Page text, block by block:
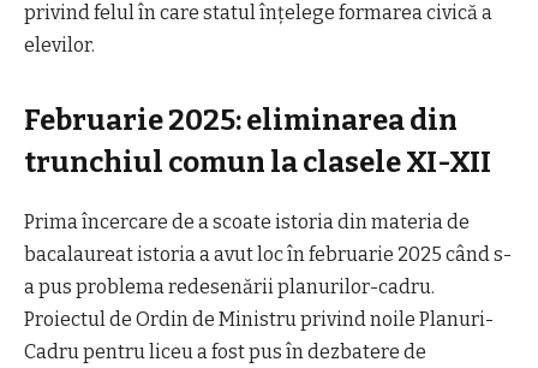
privind felul în care statul înţelege formarea civică a
elevilor.
Februarie 2025: eliminarea din
trunchiul comun la clasele XI-XII
Prima încercare de a scoate istoria din materia de
bacalaureat istoria a avut loc în februarie 2025 când s-
a pus problema redesenării planurilor-cadru.
Proiectul de Ordin de Ministru privind noile Planuri-
Cadru pentru liceu a fost pus în dezbatere de